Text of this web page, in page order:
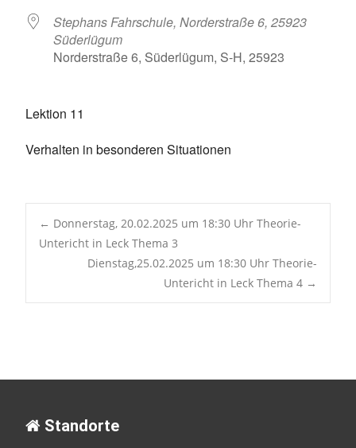
Stephans Fahrschule, Norderstraße 6, 25923
Süderlügum
Norderstraße 6, Süderlügum, S-H, 25923
Lektion 11
Verhalten in besonderen Situationen
Post
navigation
← Donnerstag, 20.02.2025 um 18:30 Uhr Theorie-
Untericht in Leck Thema 3
Dienstag,25.02.2025 um 18:30 Uhr Theorie-
Untericht in Leck Thema 4 →
Standorte